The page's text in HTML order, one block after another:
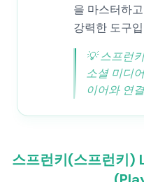
을 마스터하
강력한 도구
💡스프런
소셜 미디
이어와 연
스프런키(스프런키)